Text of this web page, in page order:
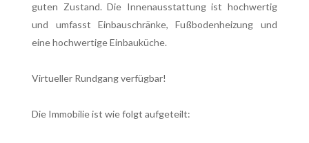
guten Zustand. Die Innenausstattung ist hochwertig
und umfasst Einbauschränke, Fußbodenheizung und
eine hochwertige Einbauküche.
Virtueller Rundgang verfügbar!
Die Immobilie ist wie folgt aufgeteilt: